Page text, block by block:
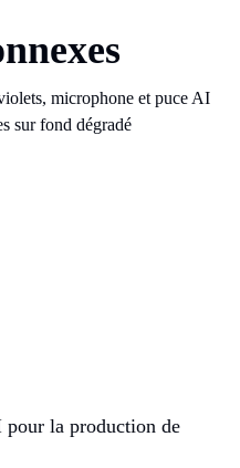
la production de